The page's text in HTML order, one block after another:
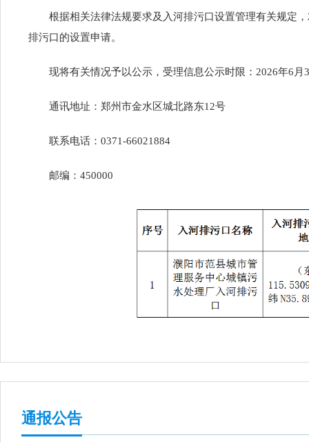
根据相关法律法规要求及入河排污口设置管理有关规定，
排污口的设置申请。
现将有关情况予以公示，受理信息公示时限： 2026年6月
通讯地址：郑州市金水区城北路东12号
联系电话： 0371-66021884
邮编： 450000
通报公告